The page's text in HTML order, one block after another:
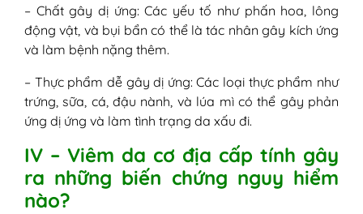
– Chất gây dị ứng: Các yếu tố như phấn hoa, lông
động vật, và bụi bẩn có thể là tác nhân gây kích ứng
và làm bệnh nặng thêm.
– Thực phẩm dễ gây dị ứng: Các loại thực phẩm như
trứng, sữa, cá, đậu nành, và lúa mì có thể gây phản
ứng dị ứng và làm tình trạng da xấu đi.
IV – Viêm da cơ địa cấp tính gây
ra những biến chứng nguy hiểm
nào?